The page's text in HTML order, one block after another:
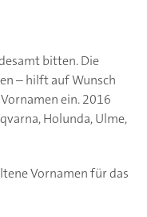
bitten. Die
– hilft auf Wunsch
ein. 2016
Holunda, Ulme,
Vornamen für das